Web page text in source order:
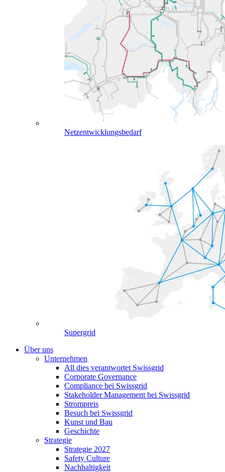
Netzentwicklungsbedarf
Supergrid
Über uns
Unternehmen
All dies verantwortet Swissgrid
Corporate Governance
Compliance bei Swissgrid
Stakeholder Management bei Swissgrid
Strompreis
Besuch bei Swissgrid
Kunst und Bau
Geschichte
Strategie
Strategie 2027
Safety Culture
Nachhaltigkeit